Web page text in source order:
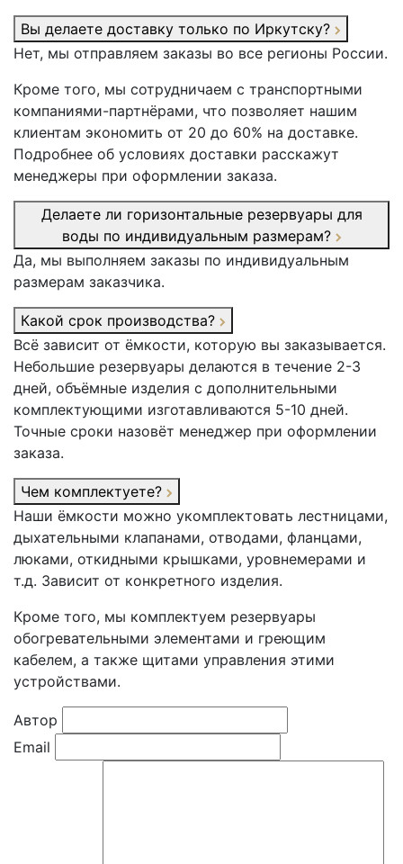
Вы делаете доставку только по Иркутску?
Нет, мы отправляем заказы во все регионы России.
Кроме того, мы сотрудничаем с транспортными
компаниями-партнёрами, что позволяет нашим
клиентам экономить от 20 до 60% на доставке.
Подробнее об условиях доставки расскажут
менеджеры при оформлении заказа.
Делаете ли горизонтальные резервуары для
воды по индивидуальным размерам?
Да, мы выполняем заказы по индивидуальным
размерам заказчика.
Какой срок производства?
Всё зависит от ёмкости, которую вы заказывается.
Небольшие резервуары делаются в течение 2-3
дней, объёмные изделия с дополнительными
комплектующими изготавливаются 5-10 дней.
Точные сроки назовёт менеджер при оформлении
заказа.
Чем комплектуете?
Наши ёмкости можно укомплектовать лестницами,
дыхательными клапанами, отводами, фланцами,
люками, откидными крышками, уровнемерами и
т.д. Зависит от конкретного изделия.
Кроме того, мы комплектуем резервуары
обогревательными элементами и греющим
кабелем, а также щитами управления этими
устройствами.
Автор
Email